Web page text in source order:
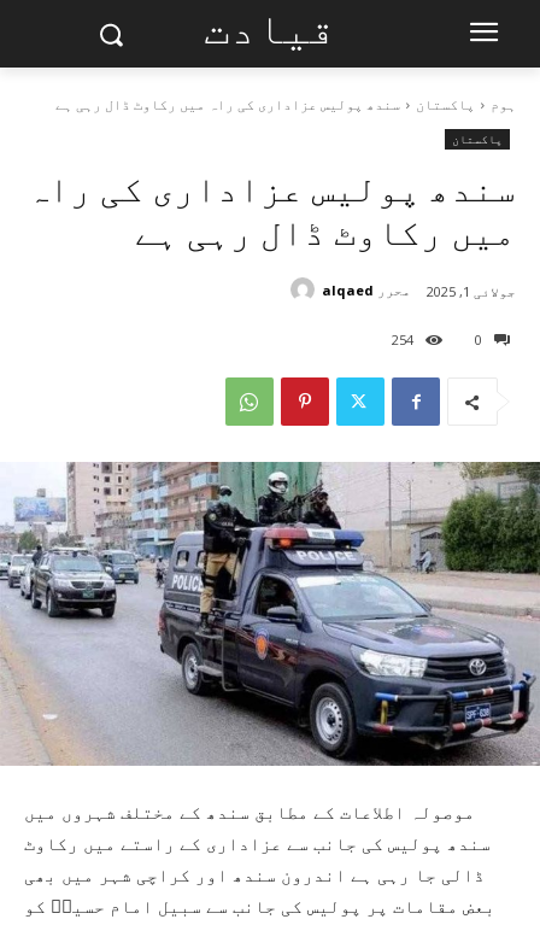
قیادت
ہوم پاکستان سندھ پولیس عزاداری کی راہ میں رکاوٹ ڈال رہی ہے
پاکستان
سندھ پولیس عزاداری کی راہ
میں رکاوٹ ڈال رہی ہے
0
254
جولائی 1, 2025 محرر alqaed
موصولہ اطلاعات کے مطابق سندھ کے مختلف شہروں میں
سندھ پولیس کی جانب سے عزاداری کے راستے میں رکاوٹ
ڈالی جا رہی ہے اندرون سندھ اور کراچی شہر میں بھی
بعض مقامات پر پولیس کی جانب سے سبیل امام حسینؑ کو